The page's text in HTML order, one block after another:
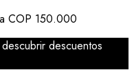
COP 150.000
descuentos